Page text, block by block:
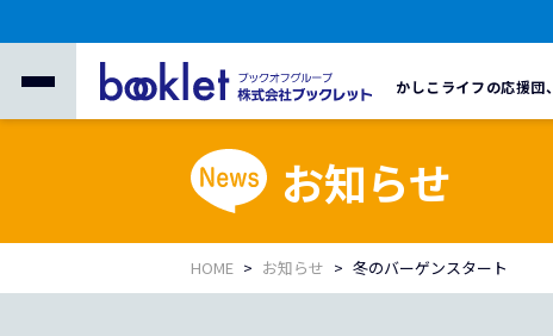
かしこライフの応援団、
お知らせ
HOME お知らせ 冬のバーゲンスタート